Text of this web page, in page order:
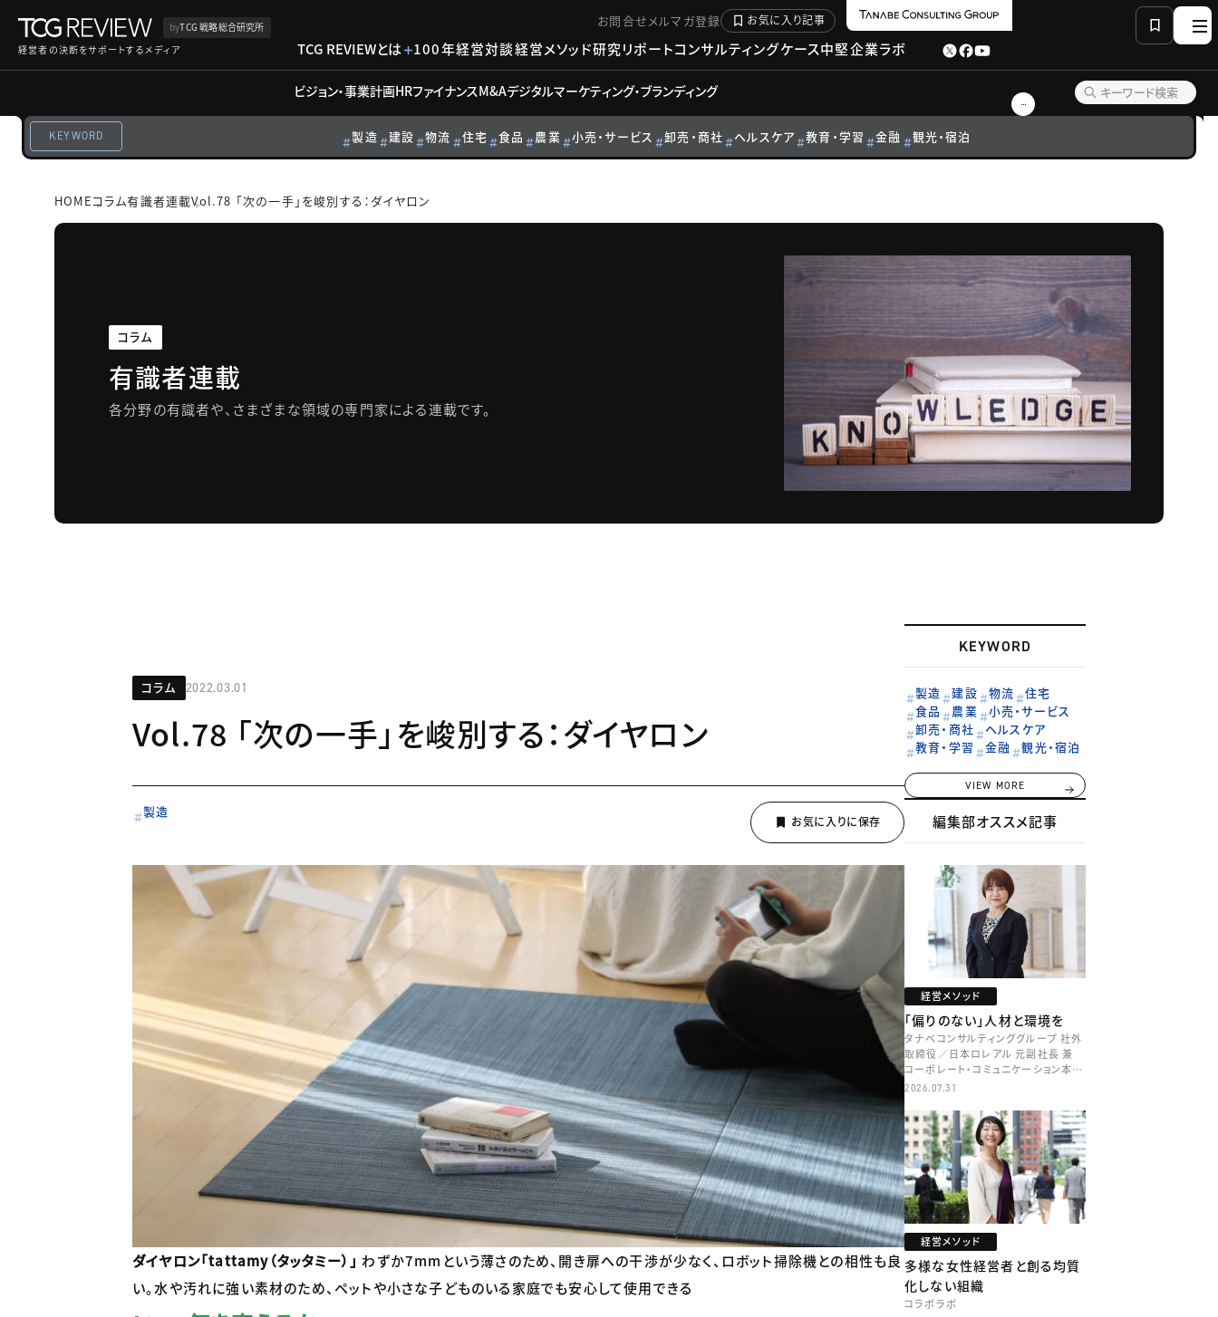
byTCG 戦略総合研究所
経営者の決断をサポートするメディア
お問合せメルマガ登録 お気に入り記事
TCG REVIEWとは 100年経営対談経営メソッド研究リポートコンサルティングケース中堅企業ラボ
ビジョン・事業計画HRファイナンスM&Aデジタルマーケティング・ブランディング
KEYWORD 製造 建設 物流 住宅 食品 農業 小売・サービス 卸売・商社 ヘルスケア 教育・学習 金融 観光・宿泊
HOMEコラム有識者連載Vol.78 「次の一手」を峻別する：ダイヤロン
コラム
有識者連載
各分野の有識者や、さまざまな領域の専門家による連載です。
コラム 2022.03.01
Vol.78 「次の一手」を峻別する：ダイヤロン
製造
ダイヤロン「tattamy（タッタミー）」 わずか7mmという薄さのため、開き扉への干渉が少なく、ロボット掃除機との相性も良
い。水や汚れに強い素材のため、ペットや小さな子どものいる家庭でも安心して使用できる
KEYWORD
製造 建設 物流
住宅
食品
農業
小売・サービス
卸売・商社
ヘルスケア
教育・学習
金融 観光・宿泊
VIEW MORE
編集部オススメ記事
経営メソッド
「偏りのない」人材と環境を
タナベコンサルティンググループ 社外
取締役／日本ロレアル 元副社長 兼
コーポレート・コミュニケーション本部
本部長／キャリアコンサルタント 井村
2026.07.31
経営メソッド
多様な女性経営者と創る均質
化しない組織
コラボラボ